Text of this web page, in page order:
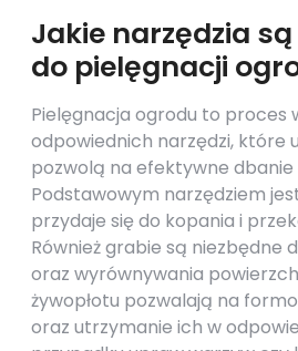
Jakie narzędzia
do pielęgnacji
Pielęgnacja ogrodu to proces
odpowiednich narzędzi, które
pozwolą na efektywne dbanie
Podstawowym narzędziem
przydaje się do kopania i
Również grabie są niezbędne
oraz wyrównywania
żywopłotu pozwalają na
oraz utrzymanie ich w